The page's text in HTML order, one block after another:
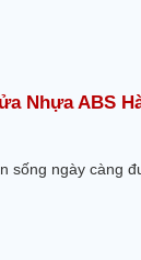
Nhựa ABS
sống ngày càng